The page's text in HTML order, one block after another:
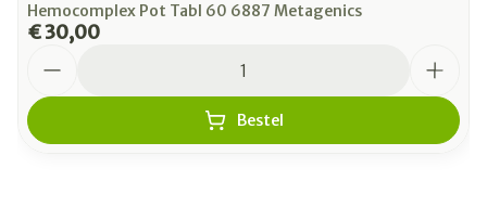
Hemocomplex Pot Tabl 60 6887 Metagenics
€ 30,00
Bestel